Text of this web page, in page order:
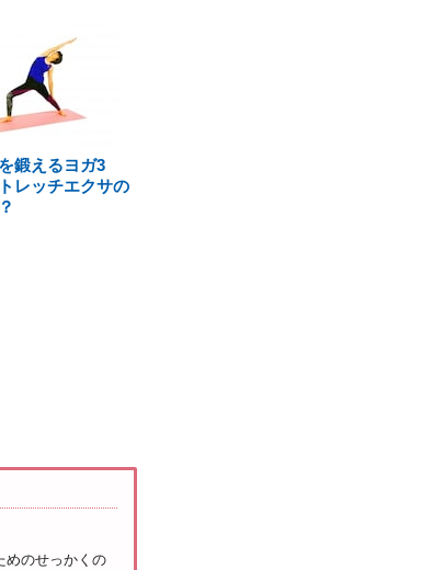
鍛えるヨガ3
レッチエクサの
のせっかくの